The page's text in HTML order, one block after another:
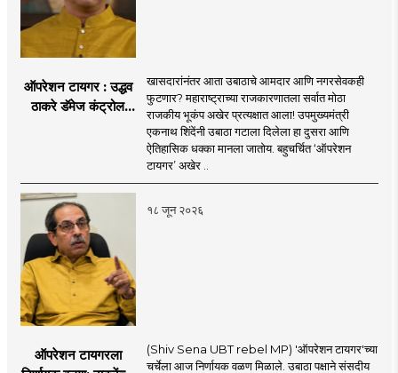
ऑपरेशन टायगर : उद्धव
ठाकरे डॅमेज कंट्रोल
शिंदेंकडे जाण्याच्या चर्चा
सुरू
खासदारांनंतर आता उबाठाचे आमदार आणि नगरसेवकही
फुटणार? महाराष्ट्राच्या राजकारणातला सर्वात मोठा
राजकीय भूकंप अखेर प्रत्यक्षात आला! उपमुख्यमंत्री
एकनाथ शिंदेंनी उबाठा गटाला दिलेला हा दुसरा आणि
ऐतिहासिक धक्का मानला जातोय. बहुचर्चित ‘ऑपरेशन
टायगर’ अखेर ..
१८ जून २०२६
ऑपरेशन टायगरला
(Shiv Sena UBT rebel MP) 'ऑपरेशन टायगर'च्या
चर्चेला आज निर्णायक वळण मिळाले. उबाठा पक्षाने संसदीय